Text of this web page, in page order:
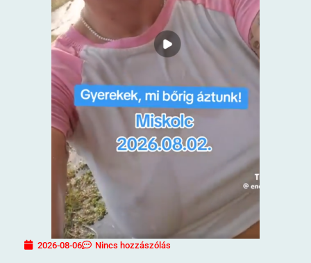
2026-08-06 Nincs hozzászólás